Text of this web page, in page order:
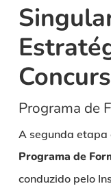
Programa de
A segunda etapa
Programa de
conduzido pelo